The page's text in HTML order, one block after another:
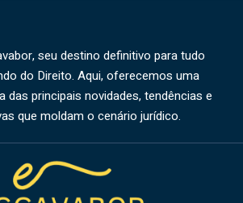
seu destino definitivo para tudo
do Direito. Aqui, oferecemos uma
das principais novidades, tendências e
que moldam o cenário jurídico.